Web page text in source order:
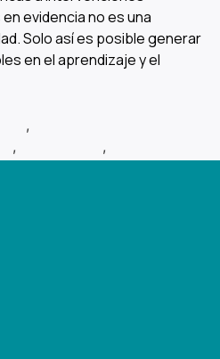
evidencia no es una
Solo así es posible generar
en el aprendizaje y el
,
, ,